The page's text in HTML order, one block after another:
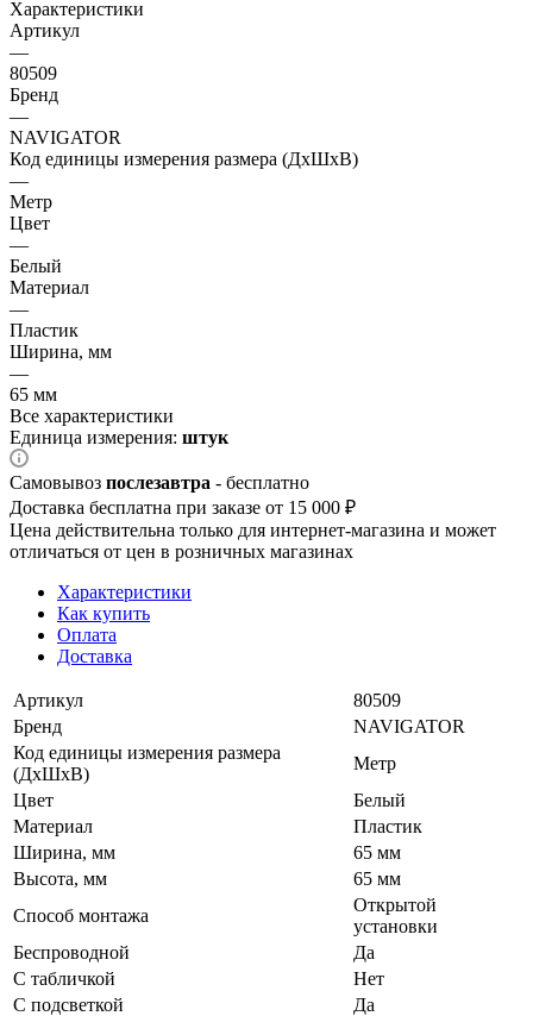
Характеристики
Артикул
—
80509
Бренд
—
NAVIGATOR
Код единицы измерения размера (ДхШхВ)
—
Метр
Цвет
—
Белый
Материал
—
Пластик
Ширина, мм
—
65 мм
Все характеристики
Единица измерения: штук
Самовывоз послезавтра - бесплатно
Доставка бесплатна при заказе от 15 000 ₽
Цена действительна только для интернет-магазина и может
отличаться от цен в розничных магазинах
Характеристики
Как купить
Оплата
Доставка
Артикул
80509
Бренд
NAVIGATOR
Код единицы измерения размера
(ДхШхВ)
Метр
Цвет
Белый
Материал
Пластик
Ширина, мм
65 мм
Высота, мм
65 мм
Способ монтажа
Открытой
установки
Беспроводной
Да
С табличкой
Нет
С подсветкой
Да